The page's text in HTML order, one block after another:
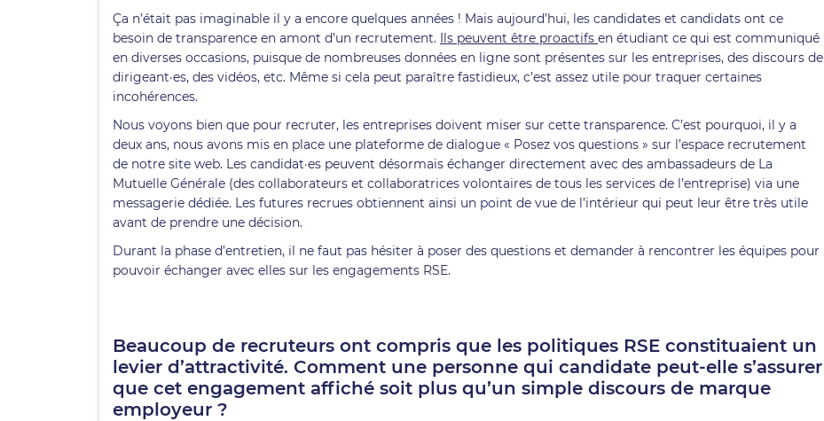
Ça n’était pas imaginable il y a encore quelques années ! Mais aujourd’hui, les candidates et candidats ont ce
besoin de transparence en amont d’un recrutement. Ils peuvent être proactifs en étudiant ce qui est communiqué
en diverses occasions, puisque de nombreuses données en ligne sont présentes sur les entreprises, des discours de
dirigeant·es, des vidéos, etc. Même si cela peut paraître fastidieux, c’est assez utile pour traquer certaines
incohérences.
Nous voyons bien que pour recruter, les entreprises doivent miser sur cette transparence. C’est pourquoi, il y a
deux ans, nous avons mis en place une plateforme de dialogue « Posez vos questions » sur l’espace recrutement
de notre site web. Les candidat·es peuvent désormais échanger directement avec des ambassadeurs de La
Mutuelle Générale (des collaborateurs et collaboratrices volontaires de tous les services de l’entreprise) via une
messagerie dédiée. Les futures recrues obtiennent ainsi un point de vue de l’intérieur qui peut leur être très utile
avant de prendre une décision.
Durant la phase d’entretien, il ne faut pas hésiter à poser des questions et demander à rencontrer les équipes pour
pouvoir échanger avec elles sur les engagements RSE.
Beaucoup de recruteurs ont compris que les politiques RSE constituaient un
levier d’attractivité. Comment une personne qui candidate peut-elle s’assurer
que cet engagement affiché soit plus qu’un simple discours de marque
employeur ?